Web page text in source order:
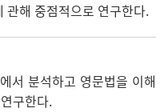
관해 중점적으로 연구한다.
서 분석하고 영문법을 이해
구한다.